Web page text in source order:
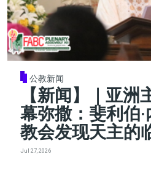
公教新闻
【新闻】｜亚洲
幕弥撒：斐利伯
教会发现天主的
Jul 27, 2026